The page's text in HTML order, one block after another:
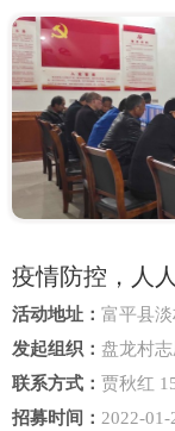
疫情防控，人
活动地址： 富平县
发起组织： 盘龙村
联系方式： 贾秋红
招募时间： 2022-